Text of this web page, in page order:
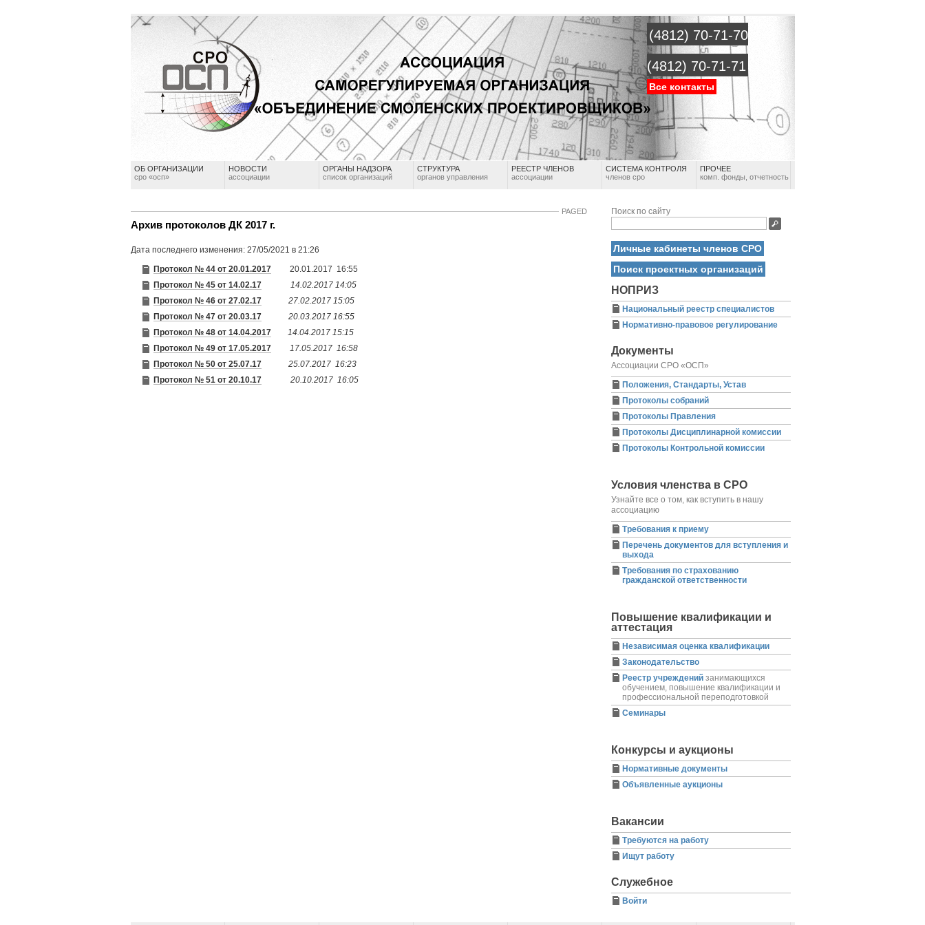
(4812) 70-71-70
(4812) 70-71-71
Все контакты
ОБ ОРГАНИЗАЦИИ
сро «осп»
НОВОСТИ
ассоциации
ОРГАНЫ НАДЗОРА
список организаций
СТРУКТУРА
органов управления
РЕЕСТР ЧЛЕНОВ
ассоциации
СИСТЕМА КОНТРОЛЯ
членов сро
ПРОЧЕЕ
комп. фонды, отчетность
PAGED
Архив протоколов ДК 2017 г.
Дата последнего изменения: 27/05/2021 в 21:26
Протокол № 44 от 20.01.2017 20.01.2017 16:55
Протокол № 45 от 14.02.17
14.02.2017 14:05
Протокол № 46 от 27.02.17
27.02.2017 15:05
Протокол № 47 от 20.03.17
20.03.2017 16:55
Протокол № 48 от 14.04.2017
14.04.2017 15:15
Протокол № 49 от 17.05.2017
17.05.2017 16:58
Протокол № 50 от 25.07.17
25.07.2017 16:23
Протокол № 51 от 20.10.17
20.10.2017 16:05
Поиск по сайту
Личные кабинеты членов СРО
Поиск проектных организаций
НОПРИЗ
Национальный реестр специалистов
Нормативно-правовое регулирование
Документы
Ассоциации СРО «ОСП»
Положения, Стандарты, Устав
Протоколы собраний
Протоколы Правления
Протоколы Дисциплинарной комиссии
Протоколы Контрольной комиссии
Условия членства в СРО
Узнайте все о том, как вступить в нашу
ассоциацию
Требования к приему
Перечень документов для вступления и
выхода
Требования по страхованию
гражданской ответственности
Повышение квалификации и
аттестация
Независимая оценка квалификации
Законодательство
Реестр учреждений занимающихся
обучением, повышение квалификации и
профессиональной переподготовкой
Семинары
Конкурсы и аукционы
Нормативные документы
Объявленные аукционы
Вакансии
Требуются на работу
Ищут работу
Служебное
Войти